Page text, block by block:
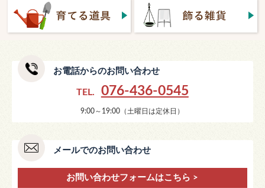
お電話からのお問い合わせ
TEL. 076-436-0545
9:00～19:00（土曜日は定休日）
メールでのお問い合わせ
お問い合わせフォームはこちら >